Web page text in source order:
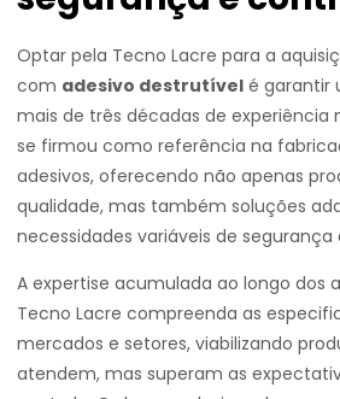
Optar pela Tecno Lacre para a
com adesivo destrutível é garantir
mais de três décadas de experiência
se firmou como referência na
adesivos, oferecendo não apenas
qualidade, mas também soluções
necessidades variáveis de
A expertise acumulada ao longo dos
Tecno Lacre compreenda as
mercados e setores, viabilizando
atendem, mas superam as